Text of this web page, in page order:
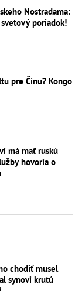
Nostradama:
poriadok!
pre Čínu? Kongo
má mať ruskú
hovoria o
chodiť musel
synovi krutú